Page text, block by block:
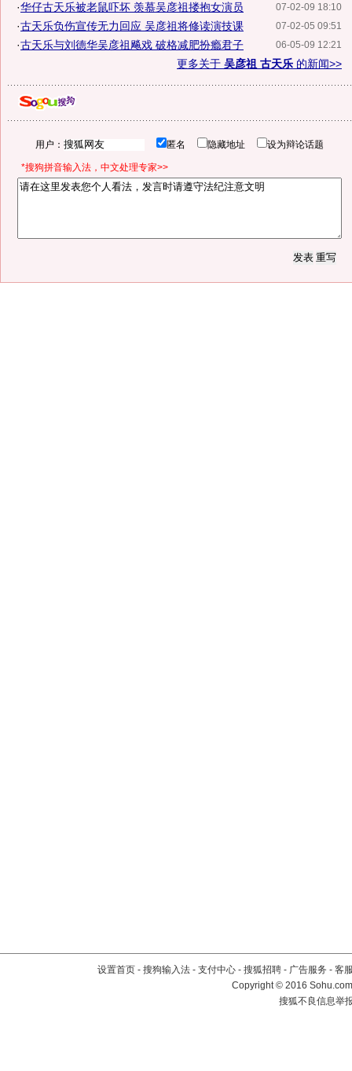
07-02-09 18:10
·华仔古天乐被老鼠吓坏 羡慕吴彦祖搂抱女演员
07-02-05 09:51
·古天乐负伤宣传无力回应 吴彦祖将修读演技课
06-05-09 12:21
·古天乐与刘德华吴彦祖飚戏 破格减肥扮瘾君子
更多关于 吴彦祖 古天乐 的新闻>>
用户： 匿名 隐藏地址 设为辩论话题
*搜狗拼音输入法，中文处理专家>>
设置首页 - 搜狗输入法 - 支付中心 - 搜狐招聘 - 广告服务 - 客
Copyright©2016
搜狐不良信息举